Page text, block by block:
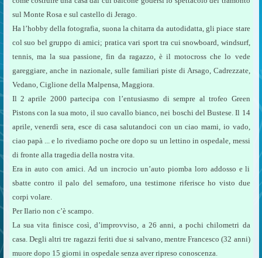
sul Monte Rosa e sul castello di Jerago.
Ha l’hobby della fotografia, suona la chitarra da autodidatta, gli piace stare
col suo bel gruppo di amici; pratica vari sport tra cui snowboard, windsurf,
tennis, ma la sua passione, fin da ragazzo, è il motocross che lo vede
gareggiare, anche in nazionale, sulle familiari piste di Arsago, Cadrezzate,
Vedano, Ciglione della Malpensa, Maggiora.
Il 2 aprile 2000 partecipa con l’entusiasmo di sempre al trofeo Green
Pistons con la sua moto, il suo cavallo bianco, nei boschi del Bustese. Il 14
aprile, venerdì sera, esce di casa salutandoci con un ciao mami, io vado,
ciao papà ... e lo rivediamo poche ore dopo su un lettino in ospedale, messi
di fronte alla tragedia della nostra vita.
Era in auto con amici. Ad un incrocio un’auto piomba loro addosso e li
sbatte contro il palo del semaforo, una testimone riferisce ho visto due
corpi volare.
Per Ilario non c’è scampo.
La sua vita finisce così, d’improvviso, a 26 anni, a pochi chilometri da
casa. Degli altri tre ragazzi feriti due si salvano, mentre Francesco (32 anni)
muore dopo 15 giorni in ospedale senza aver ripreso conoscenza.